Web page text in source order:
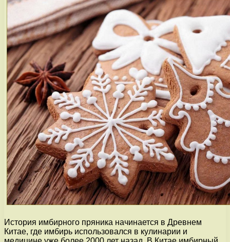
История имбирного пряника начинается в Древнем
Китае, где имбирь использовался в кулинарии и